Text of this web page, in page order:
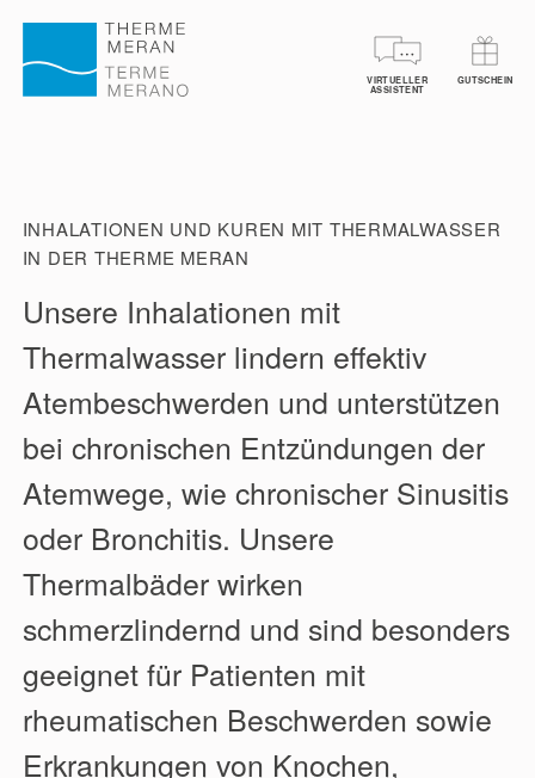
VIRTUELLER
ASSISTENT
GUTSCHEIN
TICKETS RESERVIEREN GUTSCHEINE
INHALATIONEN UND KUREN MIT THERMALWASSER
IN DER THERME MERAN
Unsere Inhalationen mit
Thermalwasser lindern effektiv
Atembeschwerden und unterstützen
bei chronischen Entzündungen der
Atemwege, wie chronischer Sinusitis
oder Bronchitis. Unsere
Thermalbäder wirken
schmerzlindernd und sind besonders
geeignet für Patienten mit
rheumatischen Beschwerden sowie
Erkrankungen von Knochen,